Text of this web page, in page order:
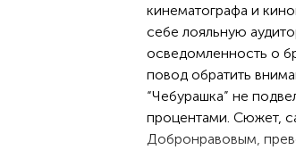
кинематографа и
себе лояльную
осведомленность о
повод обратить
“Чебурашка” не
процентами. Сюжет,
Добронравовым,